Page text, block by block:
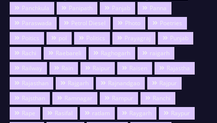
Panchkula
Panipath Panjab
Panna
Paraswada
Petrol Diesel Photo
Poetries
Poitics
pol Politics Prayagraj
Punjab
Rachi
Raebareli Raghogarh
raigarh
Railway
Rain Raipur Raisen
Rajastha
Rajasthan
Rajgarh Rajnandgao
Rajpur
Rajsthan
Ramnagar Rampur
Ranchi
Rape
Rasifal ratlam Raygarh
Raypur